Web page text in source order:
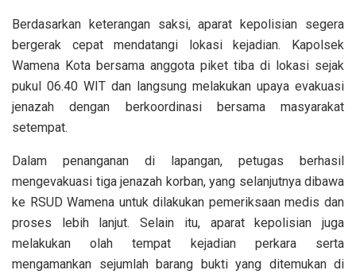
Berdasarkan keterangan saksi, aparat kepolisian segera
bergerak cepat mendatangi lokasi kejadian. Kapolsek
Wamena Kota bersama anggota piket tiba di lokasi sejak
pukul 06.40 WIT dan langsung melakukan upaya evakuasi
jenazah dengan berkoordinasi bersama masyarakat
setempat.
Dalam penanganan di lapangan, petugas berhasil
mengevakuasi tiga jenazah korban, yang selanjutnya dibawa
ke RSUD Wamena untuk dilakukan pemeriksaan medis dan
proses lebih lanjut. Selain itu, aparat kepolisian juga
melakukan olah tempat kejadian perkara serta
mengamankan sejumlah barang bukti yang ditemukan di